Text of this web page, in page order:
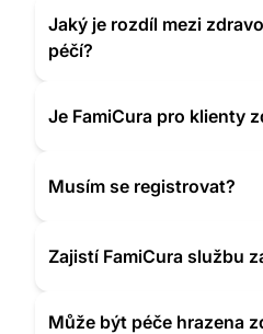
Jaký je rozdíl mezi
péčí?
Je FamiCura pro klienty
Musím se registrovat?
Zajistí FamiCura službu
Může být péče hrazena